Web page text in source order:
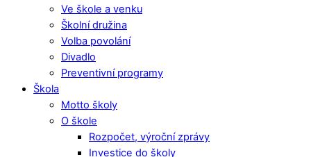
Ve škole a venku
Školní družina
Volba povolání
Divadlo
Preventivní programy
Škola
Motto školy
O škole
Rozpočet, výroční zprávy
Investice do školy